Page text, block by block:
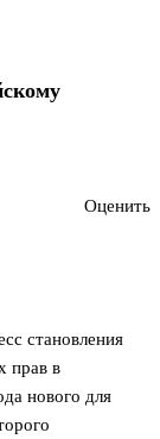
становления
прав в
нового для
Оценить